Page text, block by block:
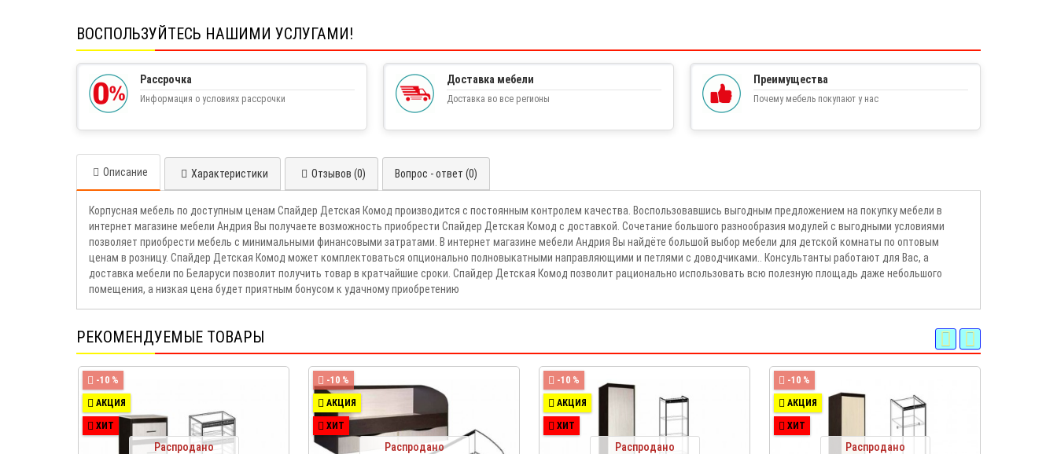
ВОСПОЛЬЗУЙТЕСЬ НАШИМИ УСЛУГАМИ!
Рассрочка
Информация о условиях рассрочки
Доставка мебели
Доставка во все регионы
Преимущества
Почему мебель покупают у нас
Описание Характеристики Отзывов (0) Вопрос - ответ (0)
Корпусная мебель по доступным ценам Спайдер Детская Комод производится с постоянным контролем качества. Воспользовавшись выгодным предложением на покупку мебели в
интернет магазине мебели Андрия Вы получаете возможность приобрести Спайдер Детская Комод с доставкой. Сочетание большого разнообразия модулей с выгодными условиями
позволяет приобрести мебель с минимальными финансовыми затратами. В интернет магазине мебели Андрия Вы найдёте большой выбор мебели для детской комнаты по оптовым
ценам в розницу. Спайдер Детская Комод может комплектоваться опционально полновыкатными направляющими и петлями с доводчиками.. Консультанты работают для Вас, а
доставка мебели по Беларуси позволит получить товар в кратчайшие сроки. Спайдер Детская Комод позволит рационально использовать всю полезную площадь даже небольшого
помещения, а низкая цена будет приятным бонусом к удачному приобретению
РЕКОМЕНДУЕМЫЕ ТОВАРЫ
-10 %
АКЦИЯ
ХИТ
Распродано
-10 %
АКЦИЯ
ХИТ
Распродано
-10 %
АКЦИЯ
ХИТ
Распродано
-10 %
АКЦИЯ
ХИТ
Распродано